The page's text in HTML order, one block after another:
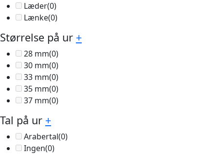
Læder(0)
Lænke(0)
Størrelse på ur +
28 mm(0)
30 mm(0)
33 mm(0)
35 mm(0)
37 mm(0)
Tal på ur +
Arabertal(0)
Ingen(0)